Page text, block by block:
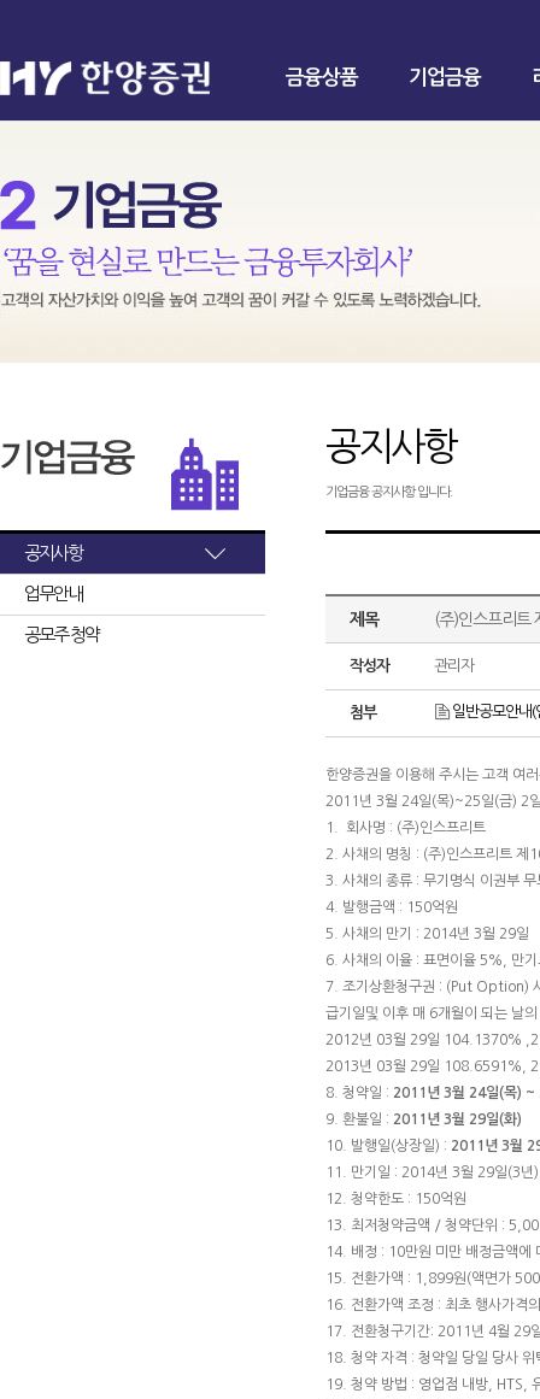
금융상품 기업금융
공지사항
업무안내
공모주 청약
공지사항
기업금융 공지사항 입니다.
제목 (주)인스프리트
작성자 관리자
첨부 일반공모안내(
한양증권을 이용해 주시는 고객 여
2011년 3월 24일(목)~25일(금) 2
1. 회사명 : (주)인스프리트
2. 사채의 명칭 : (주)인스프리트 제
3. 사채의 종류 : 무기명식 이권부 무
4. 발행금액 : 150억원
5. 사채의 만기 : 2014년 3월 29일
6. 사채의 이율 : 표면이율 5%, 만
7. 조기상환청구권 : (Put Option)
급기일및 이후 매 6개월이 되는 날
2012년 03월 29일 104.1370%
2013년 03월 29일 108.6591%,
8. 청약일 : 2011년 3월 24일(목) ~
9. 환불일 : 2011년 3월 29일(화)
10. 발행일(상장일) : 2011년 3월
11. 만기일 : 2014년 3월 29일(3년)
12. 청약한도 : 150억원
13. 최저청약금액 / 청약단위 :
14. 배정 : 10만원 미만 배정금액에
15. 전환가액 : 1,899원(액면가
16. 전환가액 조정 : 최초 행사가격
17. 전환청구기간: 2011년 4월 29
18. 청약 자격 : 청약일 당일 당사
19. 청약 방법 : 영업점 내방, HTS,